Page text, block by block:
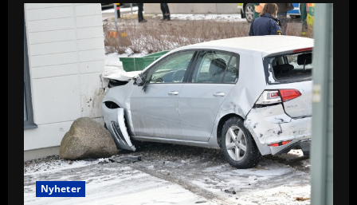
efter
knivskärning
Nyheter